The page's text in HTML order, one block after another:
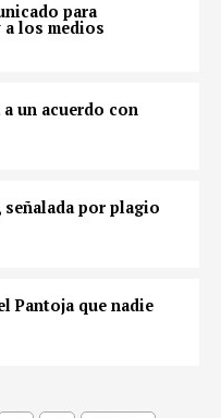
para
a los medios
un acuerdo con
señalada por plagio
Pantoja que nadie